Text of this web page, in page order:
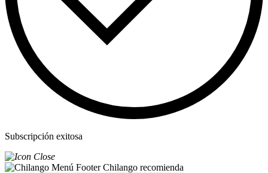
Subscripción exitosa
Chilango recomienda